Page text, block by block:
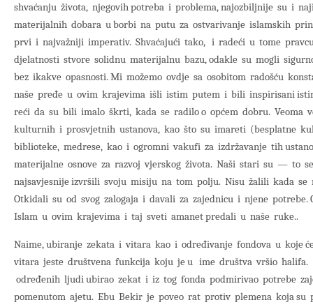
shvaćanju života, njegovih potreba i problema, najozbiljnije su i
materijalnih dobara u borbi na putu za ostvarivanje islamskih
prvi i najvažniji imperativ. Shvaćajući tako, i radeći u tome
djelatnosti stvore solidnu materijalnu bazu, odakle su mogli
bez ikakve opasnosti. Mi možemo ovdje sa osobitom radošću
naše pređe u ovim krajevima išli istim putem i bili inspirisani
reći da su bili imalo škrti, kada se radilo o općem dobru. Veoma
kulturnih i pro­svjetnih ustanova, kao što su imareti (besplatne
biblioteke, medrese, kao i ogromni vakufi za izdržavanje tih
materijalne osnove za razvoj vjer­skog života. Naši stari su — to
najsavjesnije izvršili svoju misiju na tom polju. Nisu žalili kada se
Otkidali su od svog zalogaja i davali za zajednicu i njene
Islam u ovim krajevima i taj sveti amanet predali u naše ruke..
Naime, ubiranje zekata i vitara kao i određivanje fondova u koje
vitara jeste društvena funkcija koju je u ime društva vršio
određenih ljudi ubirao zekat i iz tog fonda podmirivao potrebe
pomenutom ajetu. Ebu Bekir je poveo rat protiv plemena koja su